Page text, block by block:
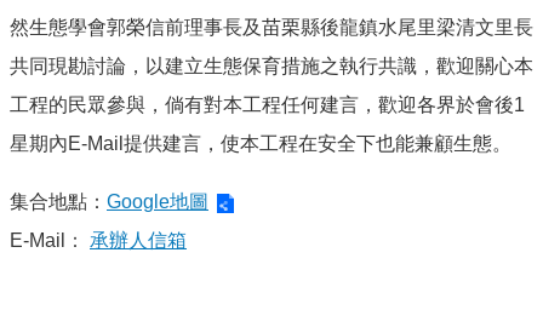
然生態學會郭榮信前理事長及苗栗縣後龍鎮水尾里梁清文里長
共同現勘討論，以建立生態保育措施之執行共識，歡迎關心本
工程的民眾參與，倘有對本工程任何建言，歡迎各界於會後1
星期內E-Mail提供建言，使本工程在安全下也能兼顧生態。
集合地點： Google地圖
E-Mail
： 承辦人信箱